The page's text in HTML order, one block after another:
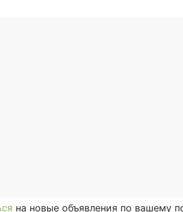
на новые объявления по вашему